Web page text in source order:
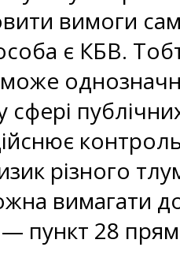
вимоги
є КБВ.
різного
вимагати
пункт 28